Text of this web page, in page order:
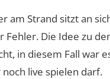
am Strand sitzt an
Die Idee zu
diesem Fall war es
noch live spielen darf.